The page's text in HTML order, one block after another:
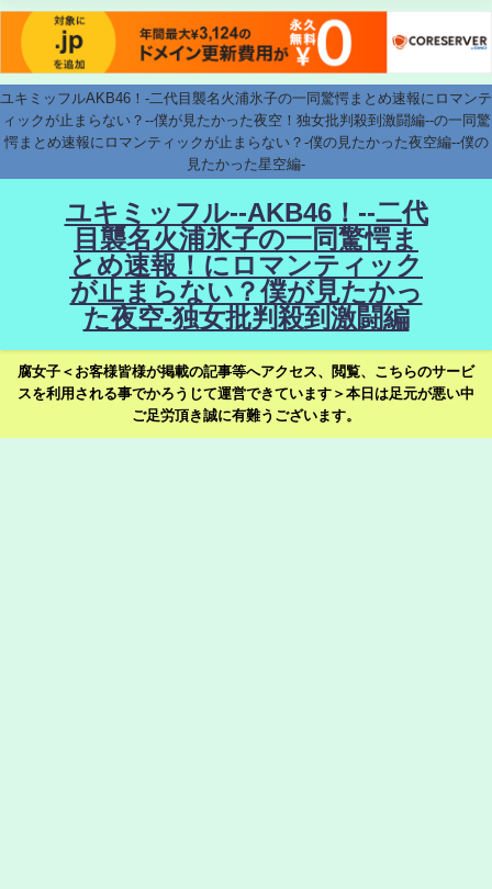
ユキミッフルAKB46！-二代目襲名火浦氷子の一同驚愕まとめ速報にロマンテ
ィックが止まらない？--僕が見たかった夜空！独女批判殺到激闘編--の一同驚
愕まとめ速報にロマンティックが止まらない？-僕の見たかった夜空編--僕の
見たかった星空編-
ユキミッフル--AKB46！--二代
目襲名火浦氷子の一同驚愕ま
とめ速報！にロマンティック
が止まらない？僕が見たかっ
た夜空-独女批判殺到激闘編
腐女子＜お客様皆様が掲載の記事等へアクセス、閲覧、こちらのサービ
スを利用される事でかろうじて運営できています＞本日は足元が悪い中
ご足労頂き誠に有難うございます。